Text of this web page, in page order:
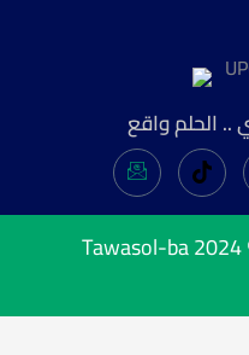
.. الحلم واقع
Tawasol-ba